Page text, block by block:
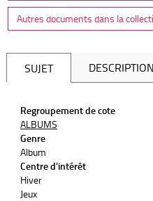
Autres documents dans la
SUJET DESCRIPTION
Regroupement de cote
ALBUMS
Genre
Album
Centre d'intérêt
Hiver
Jeux